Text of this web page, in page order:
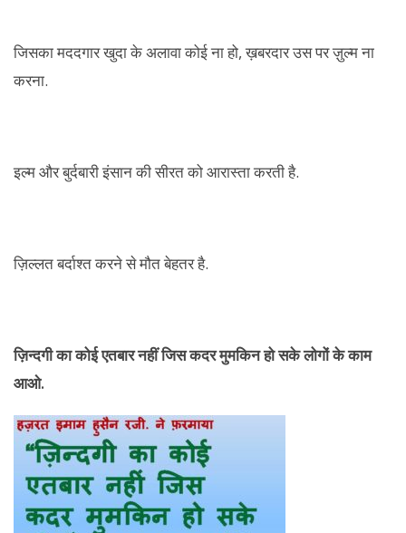
जिसका मददगार खुदा के अलावा कोई ना हो, ख़बरदार उस पर ज़ुल्म ना
करना.
इल्म और बुर्दबारी इंसान की सीरत को आरास्ता करती है.
ज़िल्लत बर्दाश्त करने से मौत बेहतर है.
ज़िन्दगी का कोई एतबार नहीं जिस कदर मुमकिन हो सके लोगों के काम
आओ.